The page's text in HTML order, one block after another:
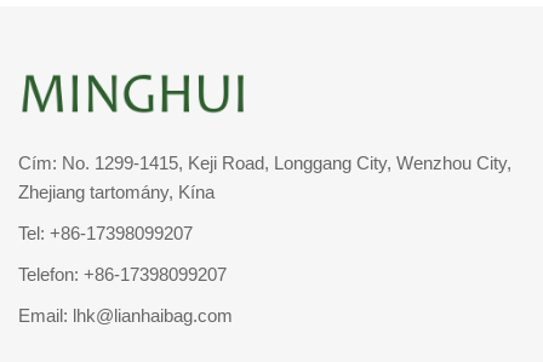
Cím: No. 1299-1415, Keji Road, Longgang City, Wenzhou City,
Zhejiang tartomány, Kína
Tel: +86-17398099207
Telefon: +86-17398099207
Email: lhk@lianhaibag.com